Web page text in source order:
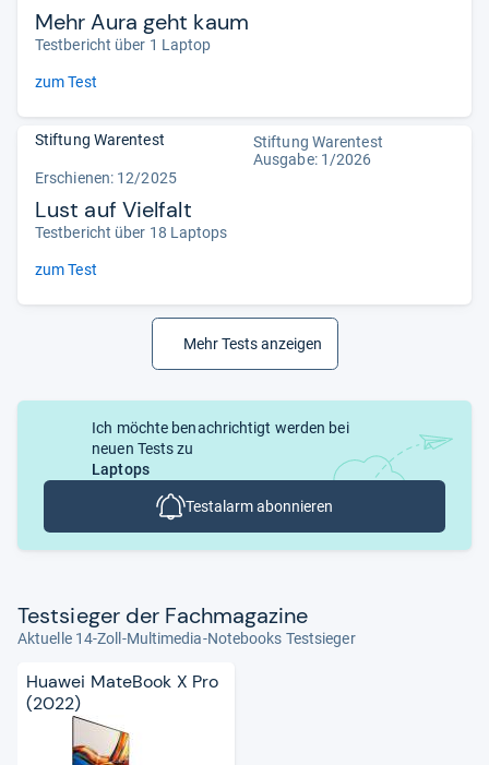
Mehr Aura geht kaum
Testbericht über 1 Laptop
zum Test
Stiftung Warentest
Stiftung Warentest
Ausgabe: 1/2026
Erschienen: 12/2025
Lust auf Vielfalt
Testbericht über 18 Laptops
zum Test
Mehr Tests anzeigen
Ich möchte benachrichtigt werden bei
neuen Tests zu
Laptops
Testalarm abonnieren
Test­sie­ger der Fach­ma­ga­zine
Aktuelle 14-Zoll-Multimedia-Notebooks Testsieger
Huawei MateBook X Pro
(2022)